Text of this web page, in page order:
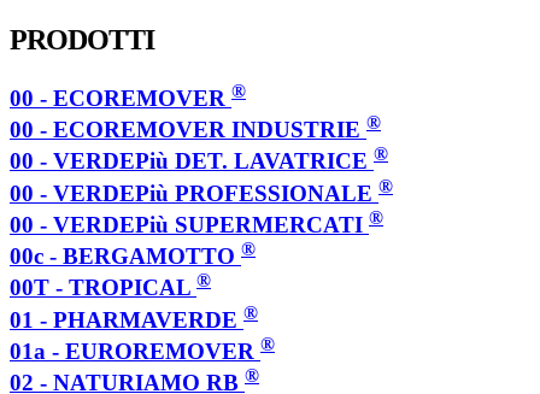
PRODOTTI
00 - ECOREMOVER ®
00 - ECOREMOVER INDUSTRIE ®
00 - VERDEPiù DET. LAVATRICE ®
00 - VERDEPiù PROFESSIONALE ®
00 - VERDEPiù SUPERMERCATI ®
00c - BERGAMOTTO ®
00T - TROPICAL ®
01 - PHARMAVERDE ®
01a - EUROREMOVER ®
02 - NATURIAMO RB ®